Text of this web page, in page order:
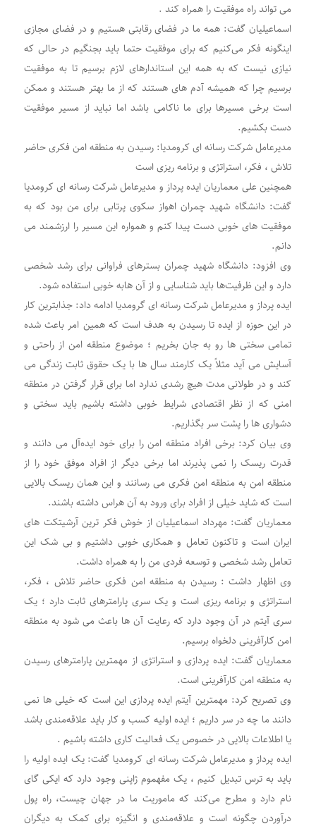
می تواند راه موفقیت را همراه کند .
اسماعیلیان گفت: همه ما در فضای رقابتی هستیم و در فضای مجازی
اینگونه فکر می‌کنیم که برای موفقیت حتما باید بجنگیم در حالی که
نیازی نیست که به همه این استاندارهای لازم برسیم تا به موفقیت
برسیم چرا که همیشه آدم های هستند که از ما بهتر هستند و ممکن
است برخی مسیرها برای ما ناکامی باشد اما نباید از مسیر موفقیت
دست بکشیم.
مدیرعامل شرکت رسانه ای کرومدیا: رسیدن به منطقه امن فکری حاضر
تلاش ، فکر، استراتژی و برنامه ریزی است
همچنین علی معماریان ایده پرداز و مدیرعامل شرکت رسانه ای کرومدیا
گفت: دانشگاه شهید چمران اهواز سکوی پرتابی برای من بود که به
موفقیت های خوبی دست پیدا کنم و همواره این مسیر را ارزشمند می
دانم.
وی افزود: دانشگاه شهید چمران بسترهای فراوانی برای رشد شخصی
دارد و این ظرفیت‌ها باید شناسایی و از آن هابه خوبی استفاده شود.
ایده پرداز و مدیرعامل شرکت رسانه ای گرومدیا ادامه داد: جذابترین کار
در این حوزه از ایده تا رسیدن به هدف است که همین امر باعث شده
تمامی سختی ها رو به جان بخریم ؛ موضوع منطقه امن از راحتی و
آسایش می آید مثلاً یک کارمند سال ها با یک حقوق ثابت زندگی می
کند و در طولانی مدت هیچ رشدی ندارد اما برای قرار گرفتن در منطقه
امنی که از نظر اقتصادی شرایط خوبی داشته باشیم باید سختی و
دشواری ها را پشت سر بگذاریم.
وی بیان کرد: برخی افراد منطقه امن را برای خود ایده‌آل می دانند و
قدرت ریسک را نمی پذیرند اما برخی دیگر از افراد موفق خود را از
منطقه امن به منطقه امن فکری می رسانند و این همان ریسک بالایی
است که شاید خیلی از افراد برای ورود به آن هراس داشته باشند.
معماریان گفت: مهرداد اسماعیلیان از خوش فکر ترین آرشیتکت های
ایران است و تاکنون تعامل و همکاری خوبی داشتیم و بی شک این
تعامل رشد شخصی و توسعه فردی من را به همراه داشت.
وی اظهار داشت : رسیدن به منطقه امن فکری حاضر تلاش ، فکر،
استراتژی و برنامه ریزی است و یک سری پارامترهای ثابت دارد ؛ یک
سری آیتم در آن وجود دارد که رعایت آن ها باعث می شود به منطقه
امن کارآفرینی دلخواه برسیم.
معماریان گفت: ایده پردازی و استراتژی از مهمترین پارامترهای رسیدن
به منطقه امن کارآفرینی است.
وی تصریح کرد: مهمترین آیتم ایده پردازی این است که خیلی ها نمی
دانند ما چه در سر داریم ؛ ایده اولیه کسب و کار باید علاقه‌مندی باشد
یا اطلاعات بالایی در خصوص یک فعالیت کاری داشته باشیم .
ایده پرداز و مدیرعامل شرکت رسانه ای کرومدیا گفت: یک ایده اولیه را
باید به ترس تبدیل کنیم ، یک مفهموم ژاپنی وجود دارد که ایکی گای
نام دارد و مطرح می‌کند که ماموریت ما در جهان چیست، راه پول
درآوردن چگونه است و علاقه‌مندی و انگیزه برای کمک به دیگران